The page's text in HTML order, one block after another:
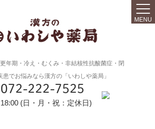
年期・冷え・むくみ・非結核性抗酸菌症・閉
患でお悩みなら漢方の「いわしや薬局」
072-222-7525
(日・月・祝：定休日)
MENU